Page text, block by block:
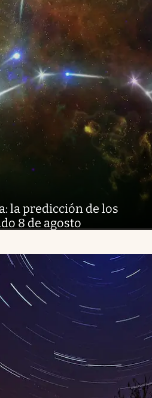
la predicción de los
8 de agosto